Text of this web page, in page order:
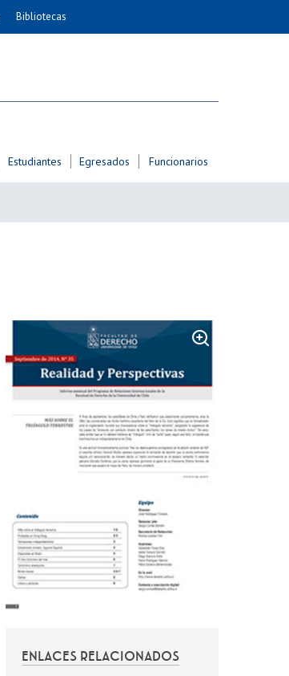
Odontología
Bibliotecas
Estudiantes Egresados Funcionarios
ENLACES RELACIONADOS